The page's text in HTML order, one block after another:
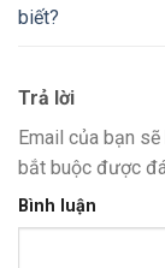
biết?
Trả lời
Email của bạn
bắt buộc được
Bình luận